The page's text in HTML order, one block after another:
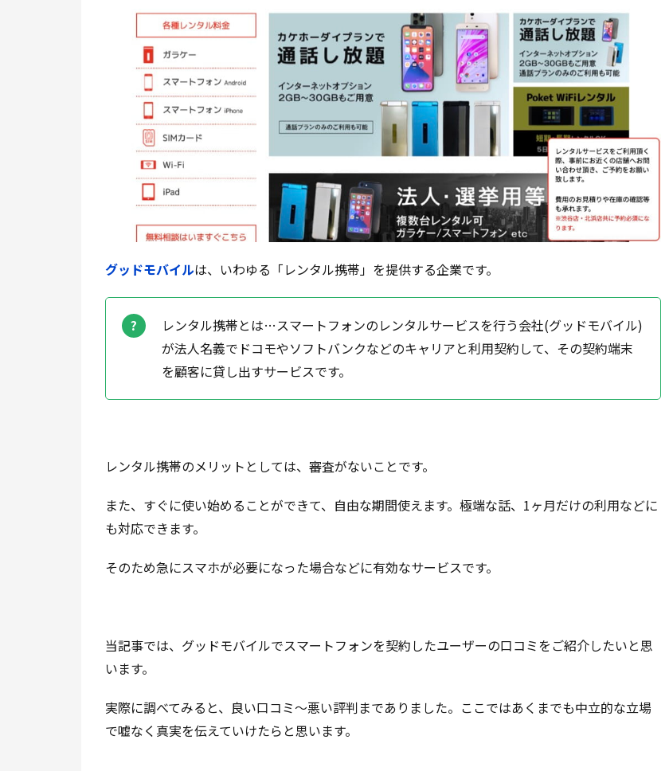
グッドモバイルは、いわゆる「レンタル携帯」を提供する企業です。
レンタル携帯とは…スマートフォンのレンタルサービスを行う会社(グッドモバイル)
が法人名義でドコモやソフトバンクなどのキャリアと利用契約して、その契約端末
を顧客に貸し出すサービスです。
レンタル携帯のメリットとしては、審査がないことです。
また、すぐに使い始めることができて、自由な期間使えます。極端な話、1ヶ月だけの利用などに
も対応できます。
そのため急にスマホが必要になった場合などに有効なサービスです。
当記事では、グッドモバイルでスマートフォンを契約したユーザーの口コミをご紹介したいと思
います。
実際に調べてみると、良い口コミ～悪い評判までありました。ここではあくまでも中立的な立場
で嘘なく真実を伝えていけたらと思います。